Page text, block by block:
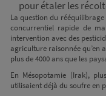
pour étaler les
La question du
concurrentiel rapide de
intervention avec des
agriculture raisonnée
plus de 4000 ans que les
En Mésopotamie (Irak),
utilisaient déjà du soufre en